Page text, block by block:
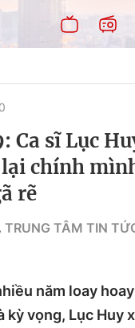
Ca sĩ Lục
chính
rẽ
, TRUNG TÂM TIN
năm loay
kỳ vọng, Lục Huy